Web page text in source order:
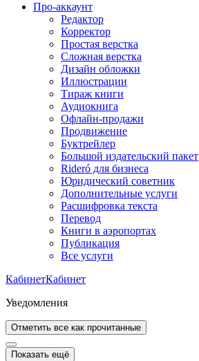
Про-аккаунт
Редактор
Корректор
Простая верстка
Сложная верстка
Дизайн обложки
Иллюстрации
Тираж книги
Аудиокнига
Офлайн-продажи
Продвижение
Буктрейлер
Большой издательский пакет
Rideró для бизнеса
Юридический советник
Дополнительные услуги
Расшифровка текста
Перевод
Книги в аэропортах
Публикация
Все услуги
КабинетКабинет
Уведомления
Отметить все как прочитанные
Показать ещё